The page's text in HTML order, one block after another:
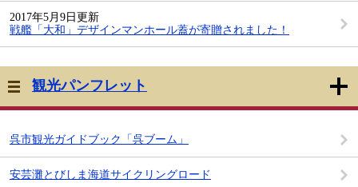
2017年5月9日更新
戦艦「大和」デザインマンホール蓋が寄贈されました！
観光パンフレット
呉市観光ガイドブック「呉ブーム」
安芸灘とびしま海道サイクリングロード